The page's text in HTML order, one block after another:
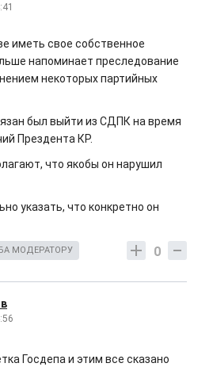
иметь свое собственное
напоминает преследование
некоторых партийных
был выйти из СДПК на время
Прездента КР.
что якобы он нарушил
указать, что конкретно он
0
МОДЕРАТОРУ
Госдепа и этим все сказано